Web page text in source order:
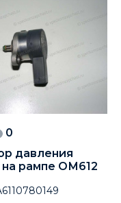
0
давления
на рампе ОМ612